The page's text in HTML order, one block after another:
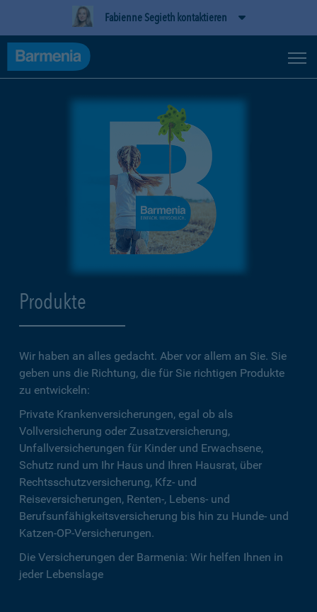
Fabienne Segieth kontaktieren
Produkte
Wir haben an alles gedacht. Aber vor allem an Sie. Sie
geben uns die Richtung, die für Sie richtigen Produkte
zu entwickeln:
Private Krankenversicherungen, egal ob als
Vollversicherung oder Zusatzversicherung,
Unfallversicherungen für Kinder und Erwachsene,
Schutz rund um Ihr Haus und Ihren Hausrat, über
Rechtsschutzversicherung, Kfz- und
Reiseversicherungen, Renten-, Lebens- und
Berufsunfähigkeitsversicherung bis hin zu Hunde- und
Katzen-OP-Versicherungen.
Die Versicherungen der Barmenia: Wir helfen Ihnen in
jeder Lebenslage